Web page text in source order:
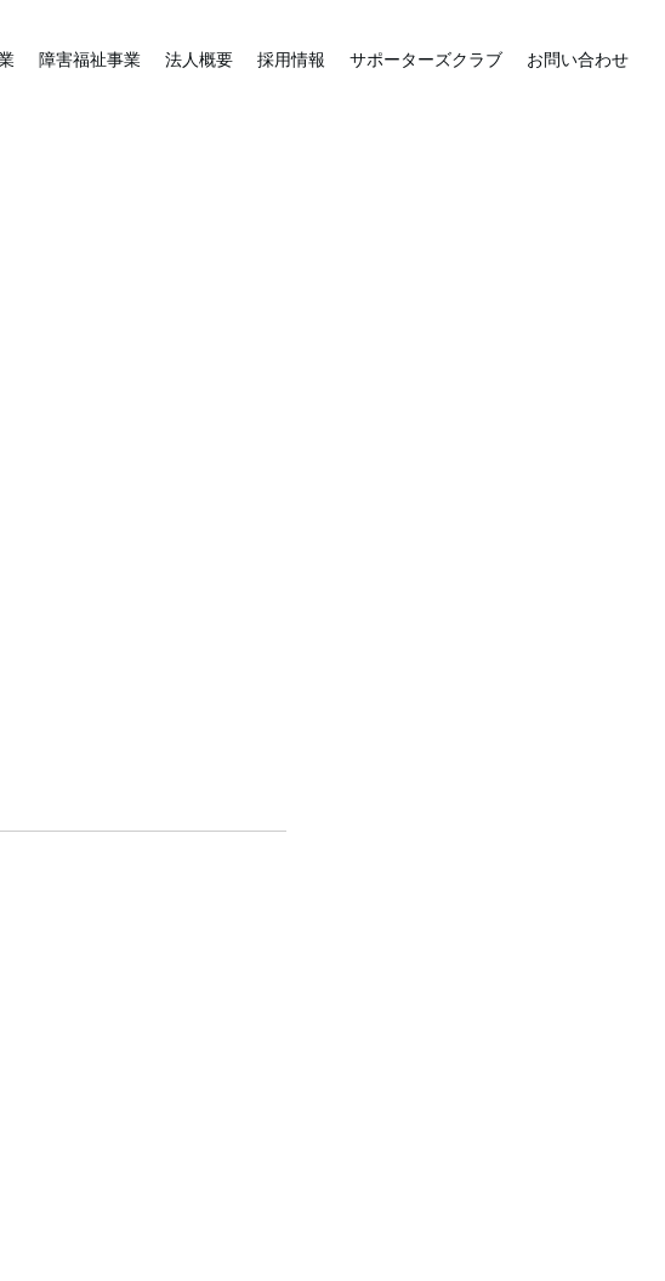
障害福祉事業 法人概要 採用情報 サポーターズクラブ お問い合わせ